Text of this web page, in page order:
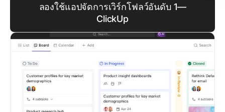
ลองใช้แอปจัดการเวิร์กโฟลว์อันดับ 1—
ClickUp